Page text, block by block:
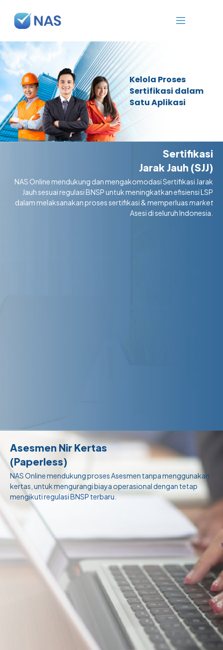
Kelola Proses
Sertifikasi dalam
Satu Aplikasi
Sertifikasi
Jarak Jauh (SJJ)
NAS Online mendukung dan mengakomodasi Sertifikasi Jarak
Jauh sesuai regulasi BNSP untuk meningkatkan efisiensi LSP
dalam melaksanakan proses sertifikasi & memperluasmarket
Asesi di seluruh Indonesia.
Asesmen Nir Kertas
(Paperless)
NAS Online mendukung proses Asesmen tanpa menggunakan
kertas, untuk mengurangi biaya operasional dengan tetap
mengikuti regulasi BNSP terbaru.